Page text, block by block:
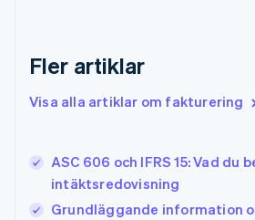
Fler artiklar
Visa alla artiklar om fakturering
ASC 606 och IFRS 15: Vad du
intäktsredovisning
Grundläggande information
简体中文
Indien
Irland
ItalianoEnglish
Japan
日本語 English